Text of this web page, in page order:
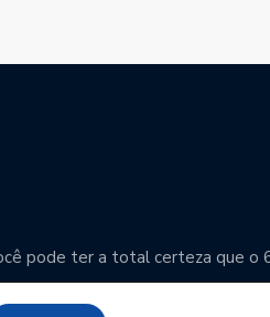
pode ter a total certeza que o